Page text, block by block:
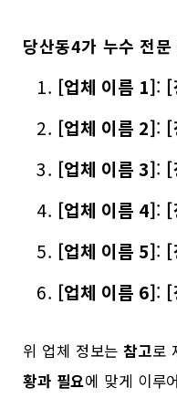
당산동4가 누수 전
[업체 이름 1]: [
[업체 이름 2]: [
[업체 이름 3]: [
[업체 이름 4]: [
[업체 이름 5]: [
[업체 이름 6]: [
위 업체 정보는참고로
황과 필요에 맞게 이루